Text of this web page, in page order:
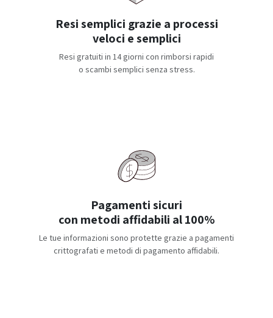
Resi semplici grazie a processi
veloci e semplici
Resi gratuiti in 14 giorni con rimborsi rapidi
o scambi semplici senza stress.
Pagamenti sicuri
con metodi affidabili al 100%
Le tue informazioni sono protette grazie a pagamenti
crittografati e metodi di pagamento affidabili.